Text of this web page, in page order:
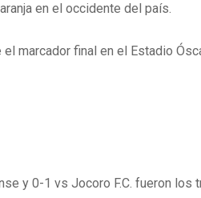
en el occidente del país.
marcador final en el Estadio
y 0-1 vs Jocoro F.C. fueron los